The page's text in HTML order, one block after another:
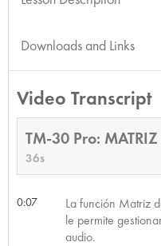
Downloads and Links
Video Transcript
TM-30 Pro:
36s
0:07
La función Matriz
le permite
audio.